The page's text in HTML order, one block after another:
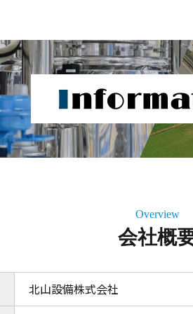
Overview
会社概
北山設備株式会社